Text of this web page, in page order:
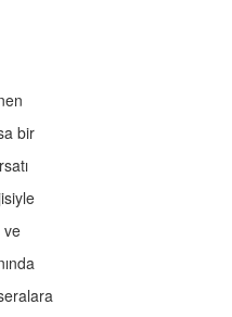
bir
ve